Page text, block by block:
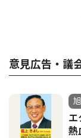
意見広告・議
エ
熱